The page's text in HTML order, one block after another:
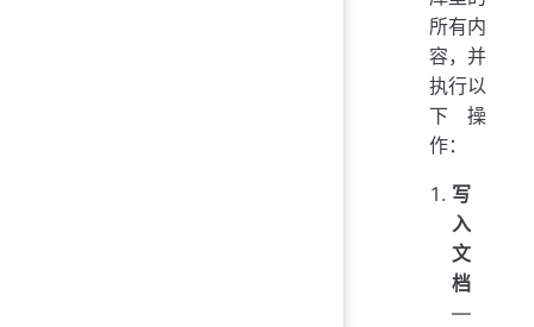
所有内
容，并
执行以
下操
作：
写
入
文
档
—